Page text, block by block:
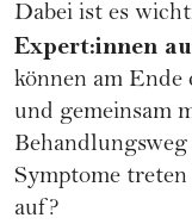
Dabei ist es
Expert:innen
können am Ende
und gemeinsam
Symptome
auf?